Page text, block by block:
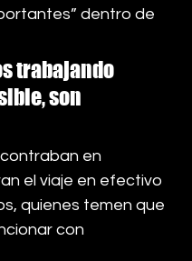
dentro de
trabajando
son
en
el viaje en efectivo
quienes temen que
con